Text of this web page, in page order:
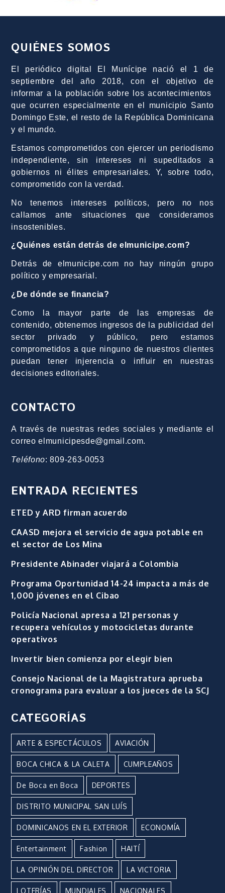
QUIÉNES SOMOS
El periódico digital El Munícipe nació el 1 de
septiembre del año 2018, con el objetivo de
informar a la población sobre los acontecimientos
que ocurren especialmente en el municipio Santo
Domingo Este, el resto de la República Dominicana
y el mundo.
Estamos comprometidos con ejercer un periodismo
independiente, sin intereses ni supeditados a
gobiernos ni élites empresariales. Y, sobre todo,
comprometido con la verdad.
No tenemos intereses políticos, pero no nos
callamos ante situaciones que consideramos
insostenibles.
¿Quiénes están detrás de elmunicipe.com?
Detrás de elmunicipe.com no hay ningún grupo
político y empresarial.
¿De dónde se financia?
Como la mayor parte de las empresas de
contenido, obtenemos ingresos de la publicidad del
sector privado y público, pero estamos
comprometidos a que ninguno de nuestros clientes
puedan tener injerencia o influir en nuestras
decisiones editoriales.
CONTACTO
A través de nuestras redes sociales y mediante el
correo elmunicipesde@gmail.com.
Teléfono: 809-263-0053
ENTRADA RECIENTES
ETED y ARD firman acuerdo
CAASD mejora el servicio de agua potable en
el sector de Los Mina
Presidente Abinader viajará a Colombia
Programa Oportunidad 14-24 impacta a más de
1,000 jóvenes en el Cibao
Policía Nacional apresa a 121 personas y
recupera vehículos y motocicletas durante
operativos
Invertir bien comienza por elegir bien
Consejo Nacional de la Magistratura aprueba
cronograma para evaluar a los jueces de la SCJ
CATEGORÍAS
ARTE & ESPECTÁCULOS AVIACIÓN
BOCA CHICA & LA CALETA CUMPLEAÑOS
De Boca en Boca DEPORTES
DISTRITO MUNICIPAL SAN LUÍS
DOMINICANOS EN EL EXTERIOR ECONOMÍA
Entertainment Fashion HAITÍ
LA OPINIÓN DEL DIRECTOR LA VICTORIA
LOTERÍAS MUNDIALES NACIONALES